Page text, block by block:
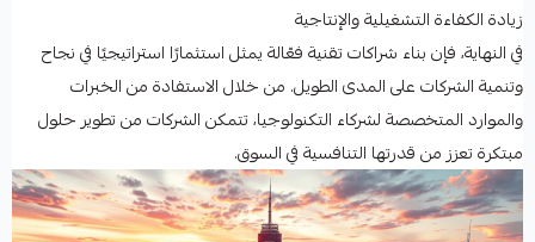
زيادة الكفاءة التشغيلية والإنتاجية
في النهاية، فإن بناء شراكات تقنية فعّالة يمثل استثمارًا استراتيجيًا في نجاح
وتنمية الشركات على المدى الطويل. من خلال الاستفادة من الخبرات
والموارد المتخصصة لشركاء التكنولوجيا، تتمكن الشركات من تطوير حلول
مبتكرة تعزز من قدرتها التنافسية في السوق.